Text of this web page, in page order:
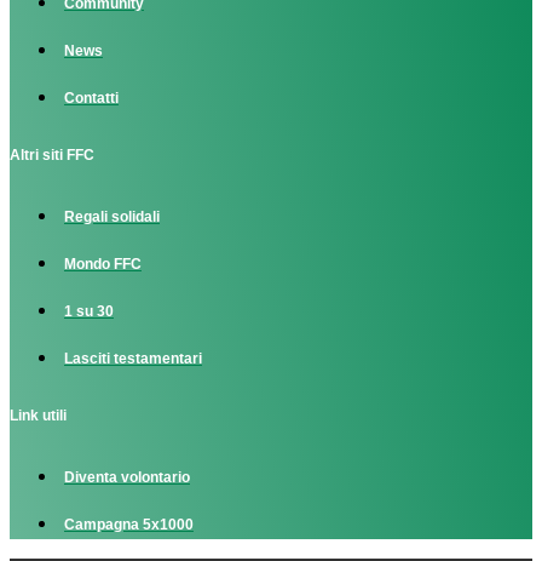
News
Contatti
Altri siti FFC
Regali solidali
Mondo FFC
1 su 30
Lasciti testamentari
Link utili
Diventa volontario
Campagna 5x1000